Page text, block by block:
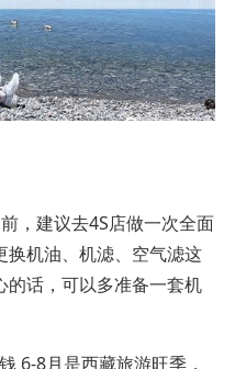
，建议去4S店做一次全面
换机油、机滤、空气滤这
的话，可以多准备一套机
6-8月是西藏旅游旺季，